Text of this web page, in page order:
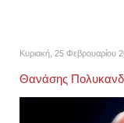
Κυριακή, 25 Φεβρουαρίου
Θανάσης